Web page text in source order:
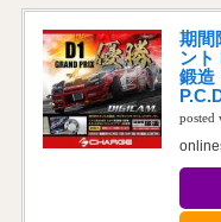
期間
ント
鍛造
posted